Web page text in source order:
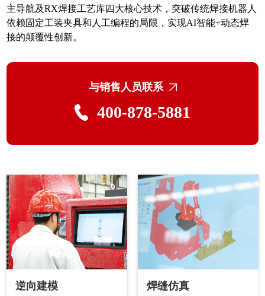
主导航及RX焊接工艺库四大核心技术，突破传统焊接机器人
依赖固定工装夹具和人工编程的局限，实现AI智能+动态焊
接的颠覆性创新。
与销售人员联系
400-878-5881
逆向建模 焊缝仿真